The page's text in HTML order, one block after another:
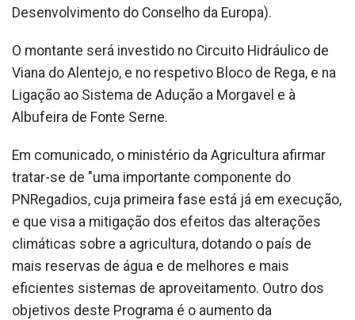
Desenvolvimento do Conselho da Europa).
O montante será investido no Circuito Hidráulico de
Viana do Alentejo, e no respetivo Bloco de Rega, e na
Ligação ao Sistema de Adução a Morgavel e à
Albufeira de Fonte Serne.
Em comunicado, o ministério da Agricultura afirmar
tratar-se de "uma importante componente do
PNRegadios, cuja primeira fase está já em execução,
e que visa a mitigação dos efeitos das alterações
climáticas sobre a agricultura, dotando o país de
mais reservas de água e de melhores e mais
eficientes sistemas de aproveitamento. Outro dos
objetivos deste Programa é o aumento da